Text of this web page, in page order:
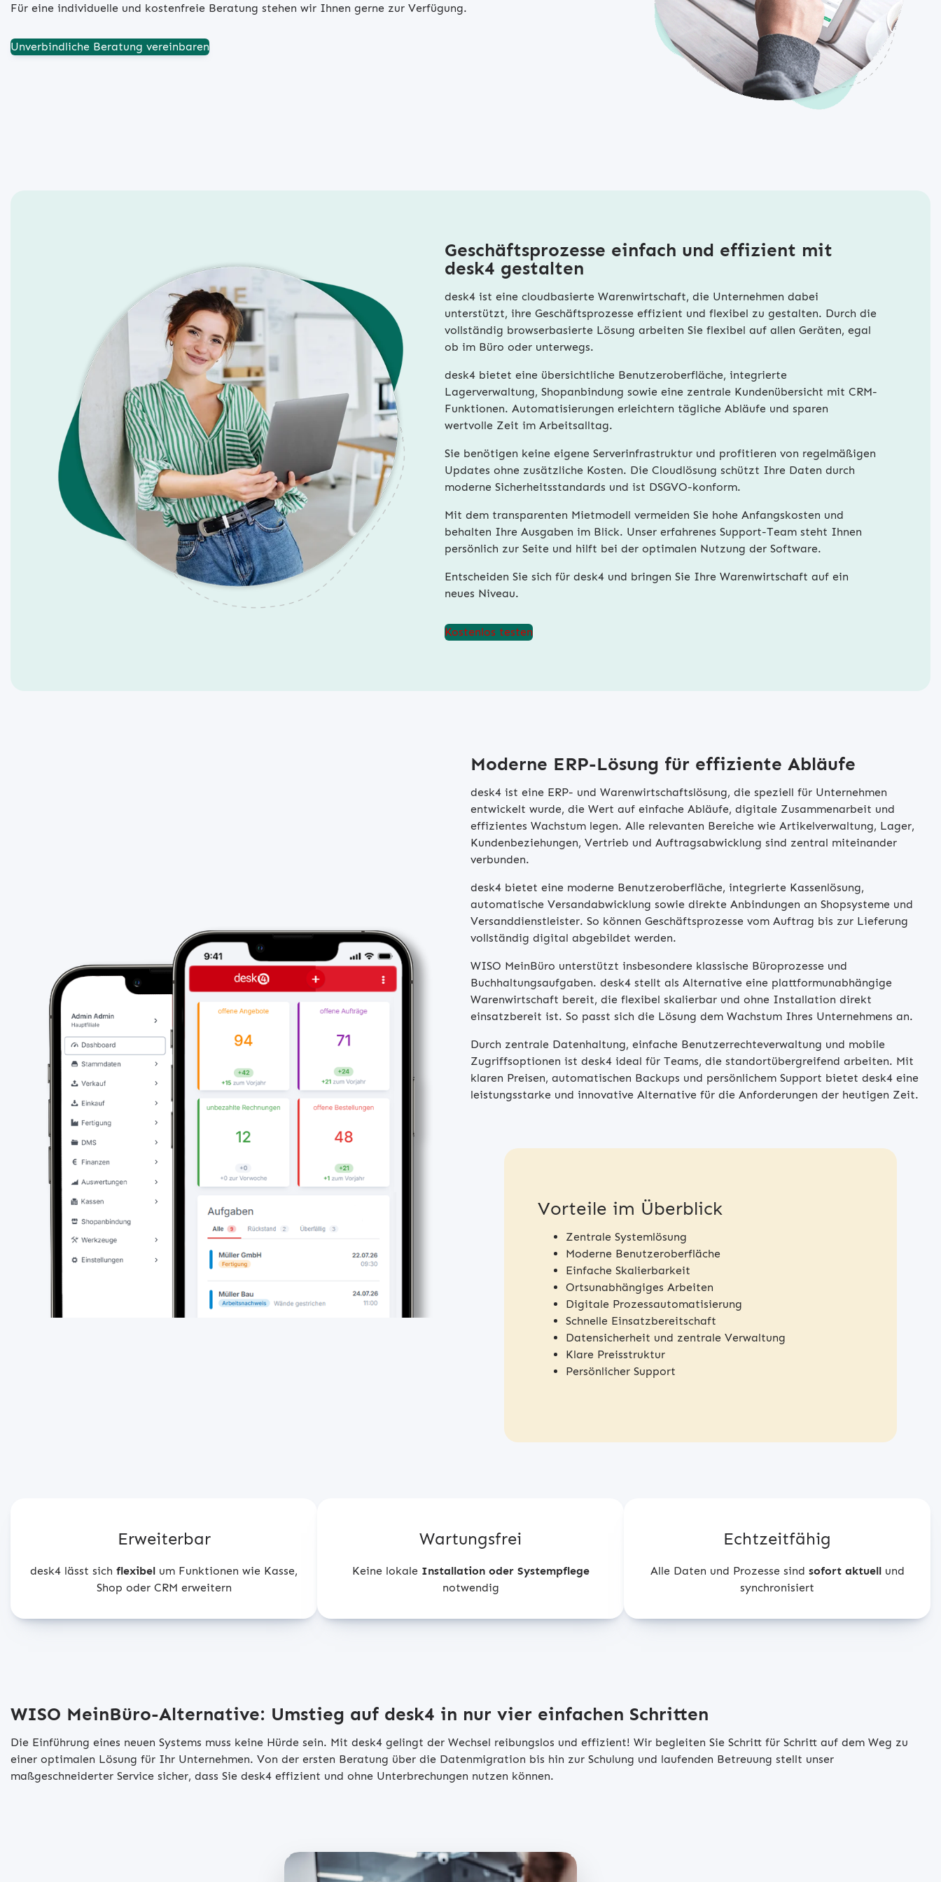
Für eine individuelle und kostenfreie Beratung stehen wir Ihnen gerne zur Verfügung.
Unverbindliche Beratung vereinbaren
Geschäftsprozesse einfach und effizient mit
desk4 gestalten
desk4 ist eine cloudbasierte Warenwirtschaft, die Unternehmen dabei
unterstützt, ihre Geschäftsprozesse effizient und flexibel zu gestalten. Durch die
vollständig browserbasierte Lösung arbeiten Sie flexibel auf allen Geräten, egal
ob im Büro oder unterwegs.
desk4 bietet eine übersichtliche Benutzeroberfläche, integrierte
Lagerverwaltung, Shopanbindung sowie eine zentrale Kundenübersicht mit CRM-
Funktionen. Automatisierungen erleichtern tägliche Abläufe und sparen
wertvolle Zeit im Arbeitsalltag.
Sie benötigen keine eigene Serverinfrastruktur und profitieren von regelmäßigen
Updates ohne zusätzliche Kosten. Die Cloudlösung schützt Ihre Daten durch
moderne Sicherheitsstandards und ist DSGVO-konform.
Mit dem transparenten Mietmodell vermeiden Sie hohe Anfangskosten und
behalten Ihre Ausgaben im Blick. Unser erfahrenes Support-Team steht Ihnen
persönlich zur Seite und hilft bei der optimalen Nutzung der Software.
Entscheiden Sie sich für desk4 und bringen Sie Ihre Warenwirtschaft auf ein
neues Niveau.
Kostenlos testen
Moderne ERP-Lösung für effiziente Abläufe
desk4 ist eine ERP- und Warenwirtschaftslösung, die speziell für Unternehmen
entwickelt wurde, die Wert auf einfache Abläufe, digitale Zusammenarbeit und
effizientes Wachstum legen. Alle relevanten Bereiche wie Artikelverwaltung, Lager,
Kundenbeziehungen, Vertrieb und Auftragsabwicklung sind zentral miteinander
verbunden.
desk4 bietet eine moderne Benutzeroberfläche, integrierte Kassenlösung,
automatische Versandabwicklung sowie direkte Anbindungen an Shopsysteme und
Versanddienstleister. So können Geschäftsprozesse vom Auftrag bis zur Lieferung
vollständig digital abgebildet werden.
WISO MeinBüro unterstützt insbesondere klassische Büroprozesse und
Buchhaltungsaufgaben. desk4 stellt als Alternative eine plattformunabhängige
Warenwirtschaft bereit, die flexibel skalierbar und ohne Installation direkt
einsatzbereit ist. So passt sich die Lösung dem Wachstum Ihres Unternehmens an.
Durch zentrale Datenhaltung, einfache Benutzerrechteverwaltung und mobile
Zugriffsoptionen ist desk4 ideal für Teams, die standortübergreifend arbeiten. Mit
klaren Preisen, automatischen Backups und persönlichem Support bietet desk4 eine
leistungsstarke und innovative Alternative für die Anforderungen der heutigen Zeit.
Vorteile im Überblick
Zentrale Systemlösung
Moderne Benutzeroberfläche
Einfache Skalierbarkeit
Ortsunabhängiges Arbeiten
Digitale Prozessautomatisierung
Schnelle Einsatzbereitschaft
Datensicherheit und zentrale Verwaltung
Klare Preisstruktur
Persönlicher Support
Erweiterbar
desk4 lässt sich flexibel um Funktionen wie Kasse,
Shop oder CRM erweitern
Wartungsfrei
Keine lokale Installation oder Systempflege
notwendig
Echtzeitfähig
Alle Daten und Prozesse sind sofort aktuellund
synchronisiert
WISO MeinBüro-Alternative: Umstieg auf desk4 in nur vier einfachen Schritten
Die Einführung eines neuen Systems muss keine Hürde sein. Mit desk4 gelingt der Wechsel reibungslos und effizient! Wir begleiten Sie Schritt für Schritt auf dem Weg zu
einer optimalen Lösung für Ihr Unternehmen. Von der ersten Beratung über die Datenmigration bis hin zur Schulung und laufenden Betreuung stellt unser
maßgeschneiderter Service sicher, dass Sie desk4 effizient und ohne Unterbrechungen nutzen können.